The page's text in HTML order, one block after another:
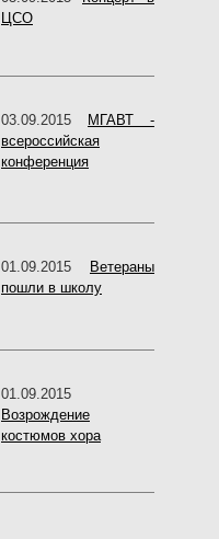
ЦСО
03.09.2015 МГАВТ -
всероссийская
конференция
01.09.2015
Ветераны
пошли в школу
01.09.2015
Возрождение
костюмов хора